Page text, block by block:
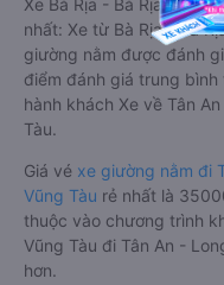
Xe Bà Rịa - Bà Rịa-Vũng
nhất: Xe từ Bà Rịa - Bà
giường nằm được đánh
điểm đánh giá trung
hành khách Xe về Tân
Tàu.
Giá vé xe giường nằm đi
Vũng Tàu rẻ nhất là
thuộc vào chương trình
Vũng Tàu đi Tân An -
hơn.